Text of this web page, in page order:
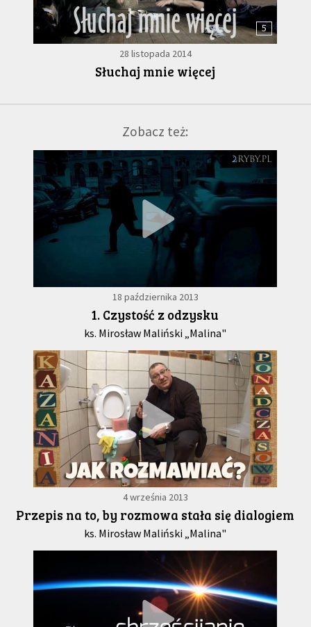
5
28 listopada 2014
Słuchaj mnie więcej
Zobacz też:
18 października 2013
1. Czystość z odzysku
ks. Mirosław Maliński „Malina"
4 września 2013
Przepis na to, by rozmowa stała się dialogiem
ks. Mirosław Maliński „Malina"